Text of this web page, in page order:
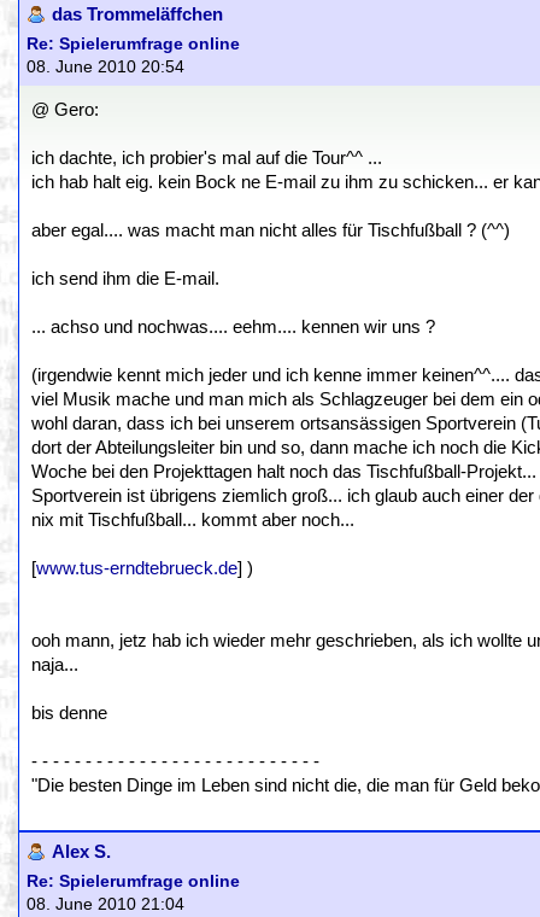
das Trommeläffchen
Re: Spielerumfrage online
08. June 2010 20:54
@ Gero:
ich dachte, ich probier's mal auf die Tour^^ ...
ich hab halt eig. kein Bock ne E-mail zu ihm zu schicken... er
aber egal.... was macht man nicht alles für Tischfußball ? (^^)
ich send ihm die E-mail.
... achso und nochwas.... eehm.... kennen wir uns ?
(irgendwie kennt mich jeder und ich kenne immer keinen^^....
viel Musik mache und man mich als Schlagzeuger bei dem ein
wohl daran, dass ich bei unserem ortsansässigen Sportverein
dort der Abteilungsleiter bin und so, dann mache ich noch die
Woche bei den Projekttagen halt noch das Tischfußball-
Sportverein ist übrigens ziemlich groß... ich glaub auch einer
nix mit Tischfußball... kommt aber noch...
[www.tus-erndtebrueck.de] )
ooh mann, jetz hab ich wieder mehr geschrieben, als ich wollte
naja...
bis denne
- - - - - - - - - - - - - - - - - - - - - - - - - - -
"Die besten Dinge im Leben sind nicht die, die man für Geld
Alex S.
Re: Spielerumfrage online
08. June 2010 21:04